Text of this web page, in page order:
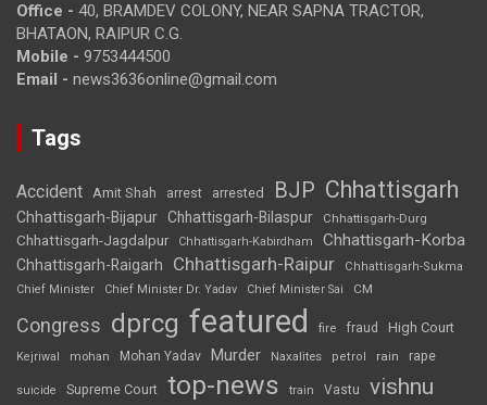
Office - 40, BRAMDEV COLONY, NEAR SAPNA TRACTOR,
BHATAON, RAIPUR C.G.
Mobile - 9753444500
Email - news3636online@gmail.com
Tags
Accident Amit Shah arrest arrested BJP Chhattisgarh
Chhattisgarh-Bijapur Chhattisgarh-Bilaspur Chhattisgarh-Durg
Chhattisgarh-Jagdalpur Chhattisgarh-Kabirdham Chhattisgarh-Korba
Chhattisgarh-Raigarh Chhattisgarh-Raipur
Chhattisgarh-Sukma
Chief Minister
Chief Minister Dr. Yadav Chief Minister Sai CM
Congress dprcg featured fire fraud High Court
Kejriwal mohan Mohan Yadav Murder Naxalites petrol rain rape
suicide Supreme Court top-news train Vastu vishnu